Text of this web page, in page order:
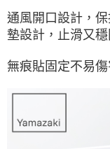
通風開口設計，
墊設計，止滑又穩
無痕貼固定不易